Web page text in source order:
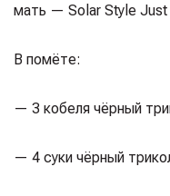
мать — Solar Style Just
В помёте:
— 3 кобеля чёрный
— 4 суки чёрный